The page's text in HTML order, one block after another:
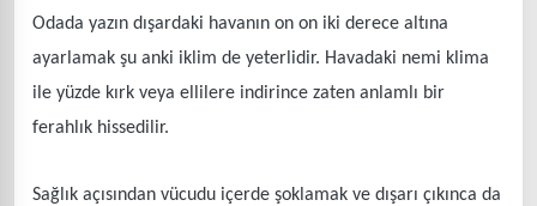
Odada yazın dışardaki havanın on on iki derece altına
ayarlamak şu anki iklim de yeterlidir. Havadaki nemi klima
ile yüzde kırk veya ellilere indirince zaten anlamlı bir
ferahlık hissedilir.
Sağlık açısından vücudu içerde şoklamak ve dışarı çıkınca da